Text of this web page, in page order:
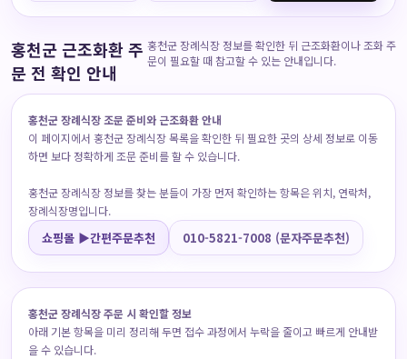
홍천군 근조화환 주
문 전 확인 안내
홍천군 장례식장 정보를 확인한 뒤 근조화환이나 조화 주
문이 필요할 때 참고할 수 있는 안내입니다.
홍천군 장례식장 조문 준비와 근조화환 안내
이 페이지에서 홍천군 장례식장 목록을 확인한 뒤 필요한 곳의 상세 정보로 이동
하면 보다 정확하게 조문 준비를 할 수 있습니다.
홍천군 장례식장 정보를 찾는 분들이 가장 먼저 확인하는 항목은 위치, 연락처,
장례식장명입니다.
쇼핑몰 ▶간편주문추천 010-5821-7008 (문자주문추천)
홍천군 장례식장 주문 시 확인할 정보
아래 기본 항목을 미리 정리해 두면 접수 과정에서 누락을 줄이고 빠르게 안내받
을 수 있습니다.